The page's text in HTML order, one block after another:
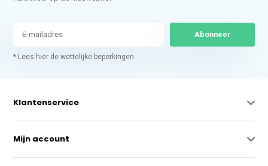
Abonneer
* Lees hier de wettelijke beperkingen
Klantenservice
Mijn account